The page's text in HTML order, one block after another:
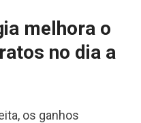
melhora o
no dia a
os ganhos